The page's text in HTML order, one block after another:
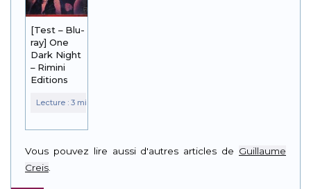
[Test – Blu-
ray] One
Dark Night
– Rimini
Editions
Vous pouvez lire aussi d'autres articles de Guillaume
Creis.